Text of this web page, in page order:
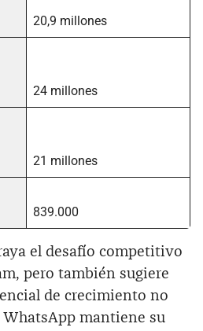
20,9 millones
24 millones
21 millones
839.000
el desafío competitivo
pero también sugiere
de crecimiento no
mantiene su